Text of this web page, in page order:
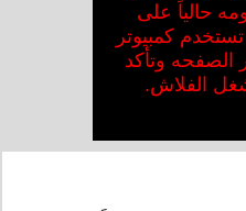
حالياً على
كمبيوتر
الصفحه وتأكد
الفلاش.